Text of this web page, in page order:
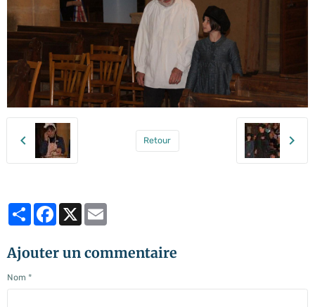
Retour
PartagerFacebook
Ajouter un commentaire
Nom